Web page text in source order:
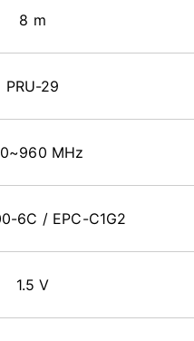
8 m
PRU-29
MHz
6C / EPC-C1G2
1.5 V